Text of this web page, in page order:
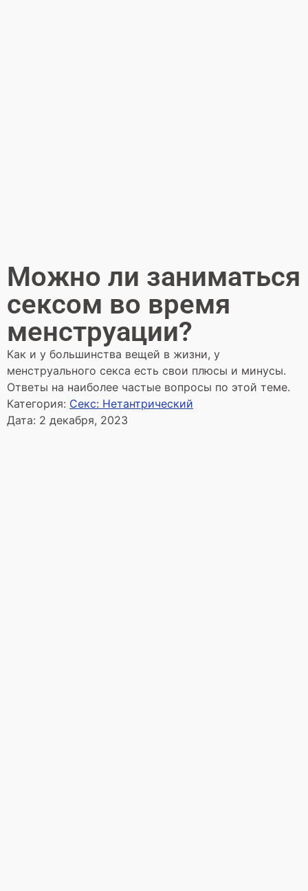
Можно ли заниматься
сексом во время
менструации?
Как и у большинства вещей в жизни, у
менструального секса есть свои плюсы и минусы.
Ответы на наиболее частые вопросы по этой теме.
Категория: Секс: Нетантрический
Дата: 2 декабря, 2023